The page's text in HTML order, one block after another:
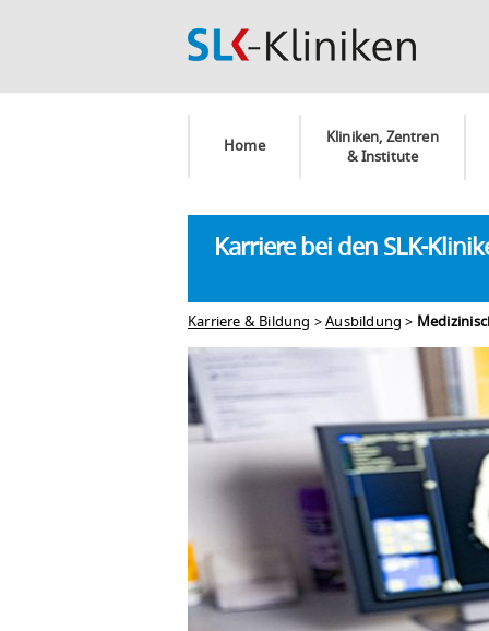
Home
Kliniken, Zentren
& Institute
Karriere bei den SLK-
Karriere & Bildung >Ausbildung >